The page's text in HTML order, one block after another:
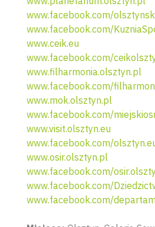
www.facebook.com/
www.facebook.com/
www.ceik.eu
www.facebook.com/
www.filharmonia.olsztyn.pl
www.facebook.com/
www.mok.olsztyn.pl
www.facebook.com/
www.visit.olsztyn.eu
www.facebook.com/
www.osir.olsztyn.pl
www.facebook.com/
www.facebook.com/
www.facebook.com/